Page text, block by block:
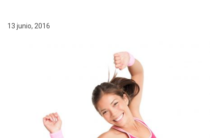
13 junio, 2016